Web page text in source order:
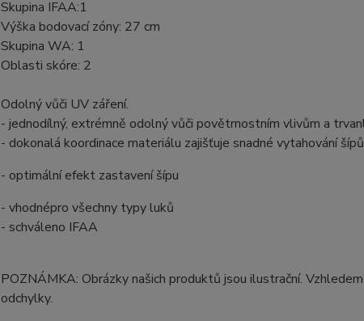
Skupina IFAA:1
Výška bodovací zóny: 27 cm
Skupina WA: 1
Oblasti skóre: 2
Odolný vůči UV záření.
- jednodílný, extrémně odolný vůči povětrnostním vlivům a
- dokonalá koordinace materiálu zajišťuje snadné vytahování
- optimální efekt zastavení šípu
- vhodnépro všechny typy luků
- schváleno IFAA
POZNÁMKA: Obrázky našich produktů jsou ilustrační.
odchylky.